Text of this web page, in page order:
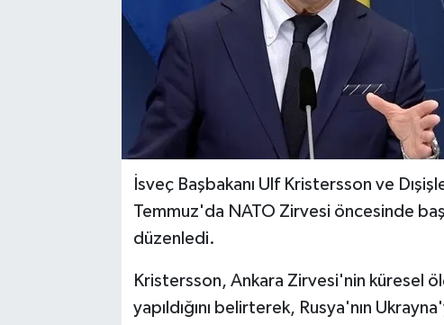
İsveç Başbakanı Ulf Kristersson ve
Temmuz'da NATO Zirvesi öncesinde
düzenledi.
Kristersson, Ankara Zirvesi'nin küresel
yapıldığını belirterek, Rusya'nın